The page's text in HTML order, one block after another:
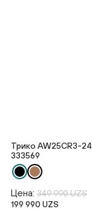
Трико AW25CR3-
333569
Цена: 349 990 UZS
199 990 UZS